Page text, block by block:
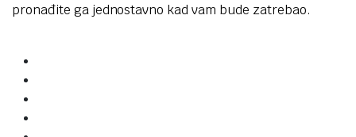
pronađite ga jednostavno kad vam bude zatrebao.